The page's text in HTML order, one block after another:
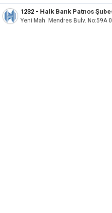
1232 - Halk Bank Patnos
Yeni Mah. Mendres Bulv. No:59A